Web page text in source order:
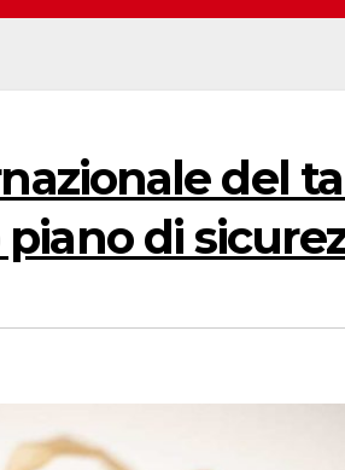
del
di